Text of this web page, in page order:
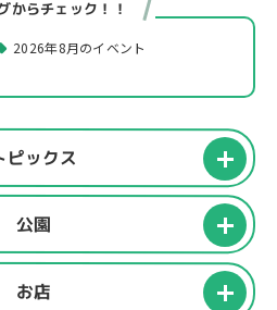
からチェック！！
2026年8月のイベント
ピックス
公園
お店